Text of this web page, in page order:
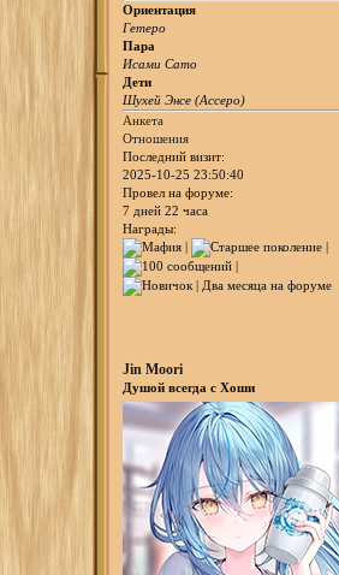
Ориентация
Гетеро
Пара
Исами Сато
Дети
Шухей Энсе (Ассеро)
Анкета
Отношения
Последний визит:
2025-10-25 23:50:40
Провел на форуме:
7 дней 22 часа
Награды:
Jin Moori
Душой всегда с Хоши